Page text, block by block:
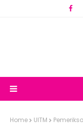
Home UITM